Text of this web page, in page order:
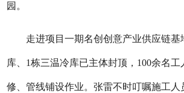
园。
走进项目一期名创创意产业供应链基
库、1栋三温冷库已主体封顶，100余名工
修、管线铺设作业。张雷不时叮嘱施工人